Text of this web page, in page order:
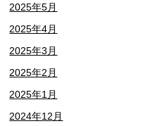
2025年5月
2025年4月
2025年3月
2025年2月
2025年1月
2024年12月